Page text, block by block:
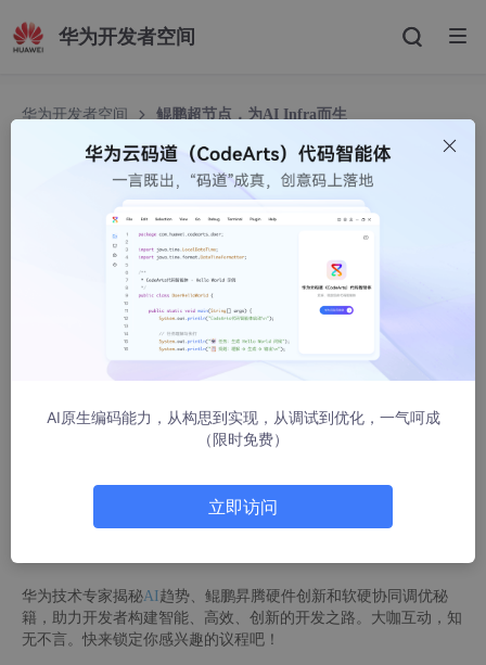
华为开发者空间
华为开发者空间 鲲鹏超节点，为AI Infra而生
华为云开发者联盟
华为技术专家揭秘AI趋势、鲲鹏昇腾硬件创新和软硬协同调优秘
籍，助力开发者构建智能、高效、创新的开发之路。大咖互动，知
无不言。快来锁定你感兴趣的议程吧！
AI原生编码能力，从构思到实现，从调试到优化，一气呵成
（限时免费）
立即访问